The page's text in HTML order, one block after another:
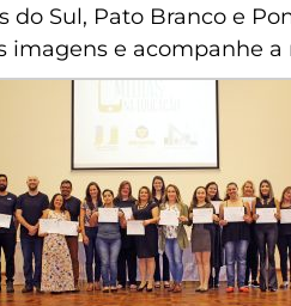
do Sul, Pato Branco e
imagens e acompanhe a